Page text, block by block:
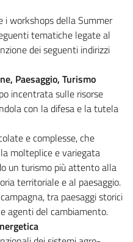
i workshops della Summer
tematiche legate al
dei seguenti indirizzi
Paesaggio, Turismo
incentrata sulle risorse
con la difesa e la tutela
e complesse, che
molteplice e variegata
un turismo più attento alla
territoriale e al paesaggio.
tra paesaggi storici
agenti del cambiamento.